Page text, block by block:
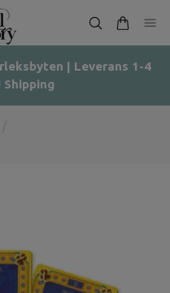
| Leverans 1-4
Shipping